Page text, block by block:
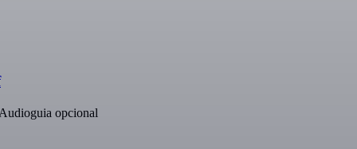
opcional